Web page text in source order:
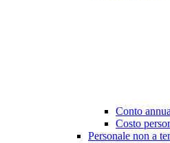
Conto
Costo
Personale non a